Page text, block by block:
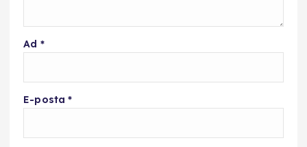
Ad *
E-posta*